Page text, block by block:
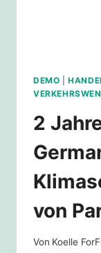
DEMO |
2
von
Von Koelle